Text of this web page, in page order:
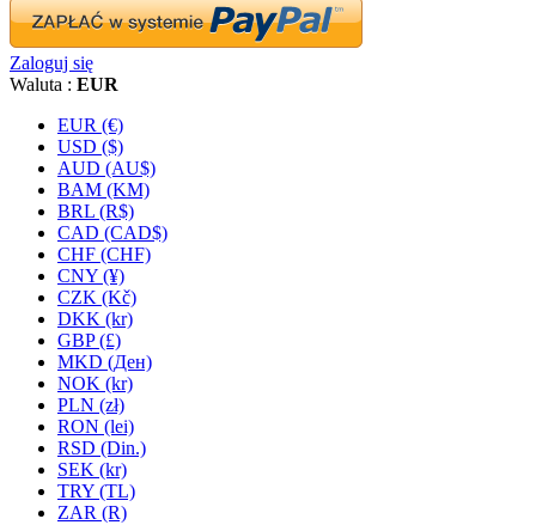
Zaloguj się
Waluta : EUR
EUR (€)
USD ($)
AUD (AU$)
BAM (KM)
BRL (R$)
CAD (CAD$)
CHF (CHF)
CNY (¥)
CZK (Kč)
DKK (kr)
GBP (£)
MKD (Ден)
NOK (kr)
PLN (zł)
RON (lei)
RSD (Din.)
SEK (kr)
TRY (TL)
ZAR (R)